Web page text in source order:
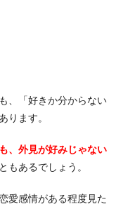
、「好きか分からない
ります。
、外見が好みじゃない
もあるでしょう。
愛感情がある程度見た